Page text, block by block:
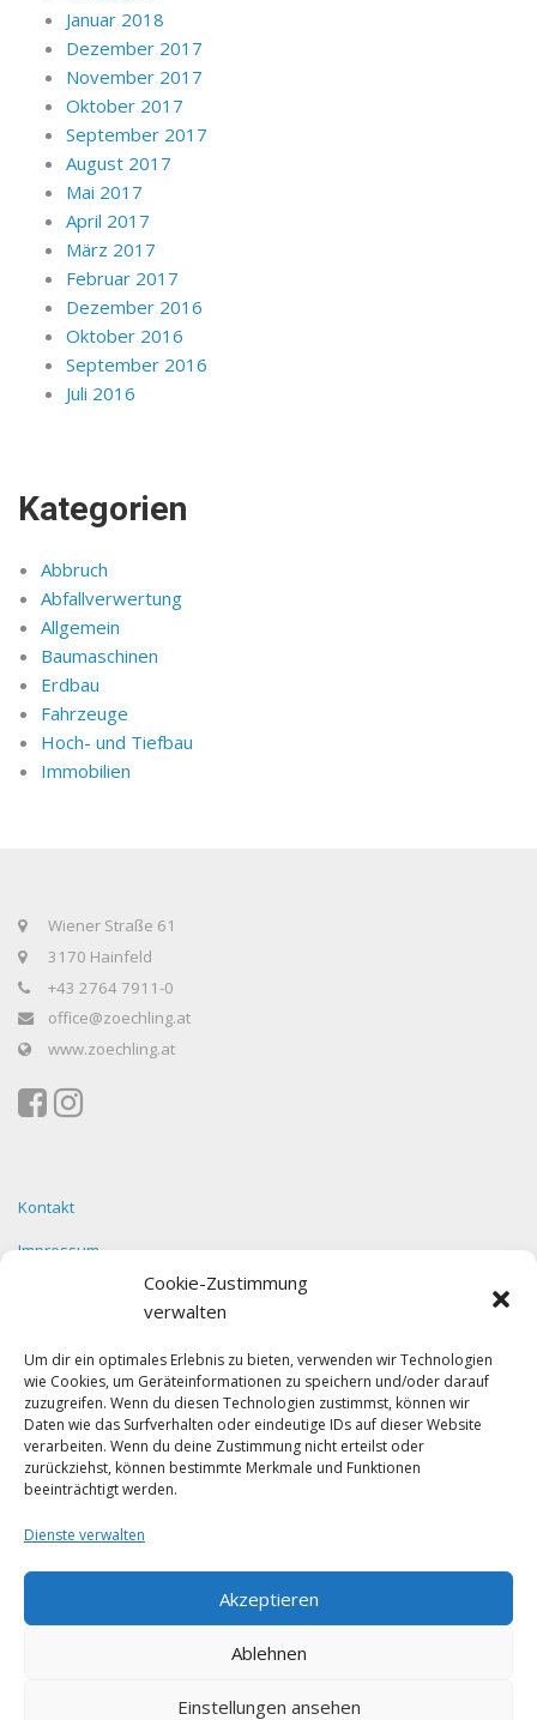
Cookie-Zustimmung
verwalten
Um dir ein optimales Erlebnis zu bieten, verwenden wir Technologien
wie Cookies, um Geräteinformationen zu speichern und/oder darauf
zuzugreifen. Wenn du diesen Technologien zustimmst, können wir
Daten wie das Surfverhalten oder eindeutige IDs auf dieser Website
verarbeiten. Wenn du deine Zustimmung nicht erteilst oder
zurückziehst, können bestimmte Merkmale und Funktionen
beeinträchtigt werden.
Dienste verwalten
Akzeptieren
Ablehnen
Einstellungen ansehen
Januar 2018
Dezember 2017
November 2017
Oktober 2017
September 2017
August 2017
Mai 2017
April 2017
März 2017
Februar 2017
Dezember 2016
Oktober 2016
September 2016
Juli 2016
Kategorien
Abbruch
Abfallverwertung
Allgemein
Baumaschinen
Erdbau
Fahrzeuge
Hoch- und Tiefbau
Immobilien
Wiener Straße 61
3170 Hainfeld
+43 2764 7911-0
office@zoechling.at
www.zoechling.at
Kontakt
Impressum
Facebook
Klicke auf "Ich stimme zu", um Facebook
zu aktivieren
Ich stimme zu